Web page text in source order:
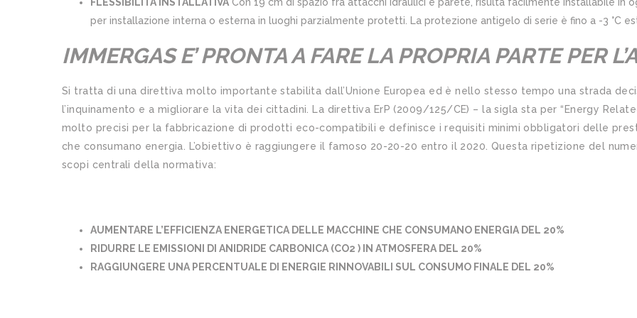
per installazione interna o esterna in luoghi parzialmente protetti. La protezione antigelo di serie è fino a -3 °C
IMMERGAS E’ PRONTA A FARE LA PROPRIA PARTE PER
Si tratta di una direttiva molto importante stabilita dall’Unione Europea ed è nello stesso tempo una strada
l’inquinamento e a migliorare la vita dei cittadini. La direttiva ErP (2009/125/CE) – la sigla sta per “Energy
molto precisi per la fabbricazione di prodotti eco-compatibili e definisce i requisiti minimi obbligatori delle
che consumano energia. L’obiettivo è raggiungere il famoso 20-20-20 entro il 2020. Questa ripetizione del
scopi centrali della normativa:
AUMENTARE L’EFFICIENZA ENERGETICA DELLE MACCHINE CHE CONSUMANO ENERGIA DEL 20%
RIDURRE LE EMISSIONI DI ANIDRIDE CARBONICA (CO2 ) IN ATMOSFERA DEL 20%
RAGGIUNGERE UNA PERCENTUALE DI ENERGIE RINNOVABILI SUL CONSUMO FINALE DEL 20%